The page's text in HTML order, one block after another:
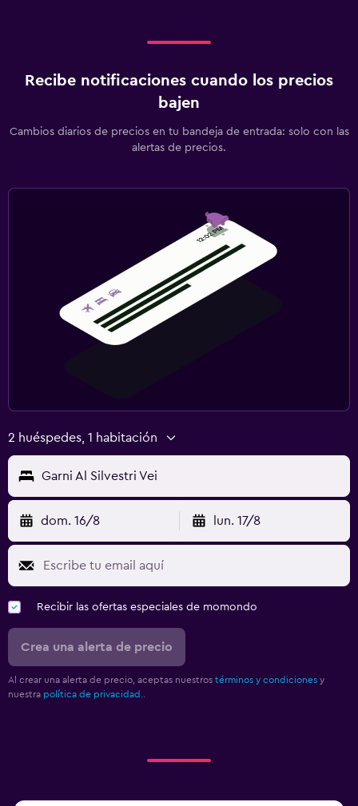
Recibe notificaciones cuando los precios
bajen
Cambios diarios de precios en tu bandeja de entrada: solo con las
alertas de precios.
2 huéspedes, 1 habitación
Garni Al Silvestri Vei
dom. 16/8 lun. 17/8
Recibir las ofertas especiales de momondo
Crea una alerta de precio
Al crear una alerta de precio, aceptas nuestros términos y condiciones y
nuestra política de privacidad.